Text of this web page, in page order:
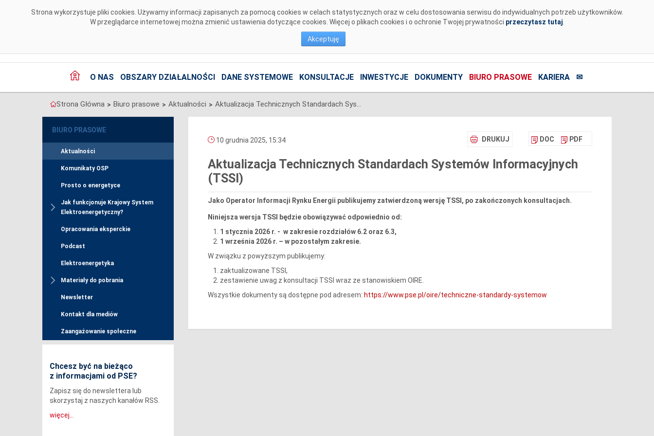
Strona wykorzystuje pliki cookies. Używamy informacji zapisanych za pomocą cookies w celach statystycznych oraz w celu dostosowania serwisu do indywidualnych potrzeb użytkowników.
W przeglądarce internetowej można zmienić ustawienia dotyczące cookies. Więcej o plikach cookies i o ochronie Twojej prywatności przeczytasz tutaj
Akceptuję
O NAS OBSZARY DZIAŁALNOŚCI DANE SYSTEMOWE KONSULTACJE INWESTYCJE DOKUMENTY BIURO PRASOWE KARIERA ✉
Strona Główna > Biuro prasowe > Aktualności > Aktualizacja Technicznych Standardach Systemów Informacyjnych (TSSI)
BIURO PRASOWE
Aktualności
Komunikaty OSP
Prosto o energetyce
Jak funkcjonuje Krajowy System
Elektroenergetyczny?
Opracowania eksperckie
Podcast
Elektroenergetyka
Materiały do pobrania
Newsletter
Kontakt dla mediów
Zaangażowanie społeczne
Chcesz być na bieżąco
z informacjami od PSE?
Zapisz się do newslettera lub
skorzystaj z naszych kanałów RSS.
więcej...
DRUKUJ DOC PDF
10 grudnia 2025, 15:34
Aktualizacja Technicznych Standardach Systemów Informacyjnych
(TSSI)
Jako Operator Informacji Rynku Energii publikujemy zatwierdzoną wersję TSSI, po zakończonych konsultacjach.
Niniejsza wersja TSSI będzie obowiązywać odpowiednio od:
1 stycznia 2026 r. - w zakresie rozdziałów 6.2 oraz 6.3,
1 września 2026 r. – w pozostałym zakresie.
W związku z powyższym publikujemy:
zaktualizowane TSSI,
zestawienie uwag z konsultacji TSSI wraz ze stanowiskiem OIRE.
Wszystkie dokumenty są dostępne pod adresem: https://www.pse.pl/oire/techniczne-standardy-systemow